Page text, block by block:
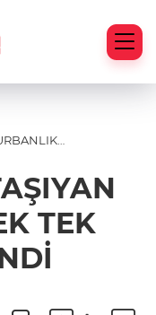
TEK